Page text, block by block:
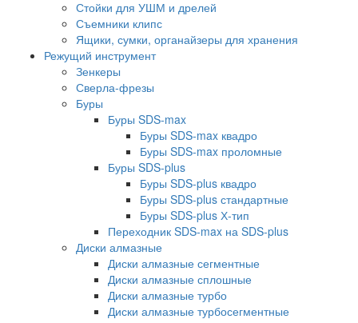
Стойки для УШМ и дрелей
Съемники клипс
Ящики, сумки, органайзеры для хранения
Режущий инструмент
Зенкеры
Сверла-фрезы
Буры
Буры SDS-max
Буры SDS-max квадро
Буры SDS-max проломные
Буры SDS-plus
Буры SDS-plus квадро
Буры SDS-plus стандартные
Буры SDS-plus Х-тип
Переходник SDS-max на SDS-plus
Диски алмазные
Диски алмазные сегментные
Диски алмазные сплошные
Диски алмазные турбо
Диски алмазные турбосегментные